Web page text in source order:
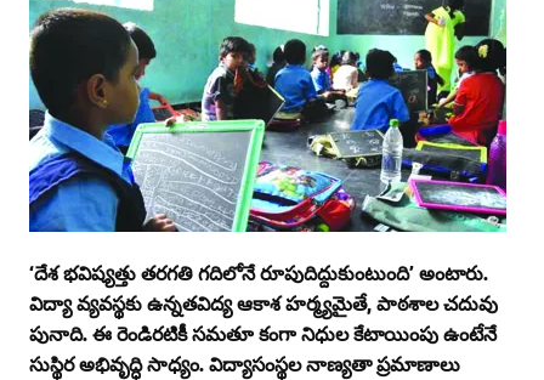
‘దేశ భవిష్యత్తు తరగతి గదిలోనే రూపుదిద్దుకుంటుంది’ అంటారు.
విద్యా వ్యవస్థకు ఉన్నతవిద్య ఆకాశ హర్మ్యమైతే, పాఠశాల చదువు
పునాది. ఈ రెండిరటికీ సమతూ కంగా నిధుల కేటాయింపు ఉంటేనే
సుస్థిర అభివృద్ధి సాధ్యం. విద్యాసంస్థల నాణ్యతా ప్రమాణాలు